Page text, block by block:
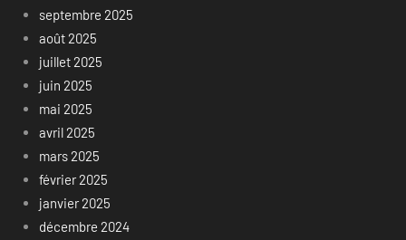
septembre 2025
août 2025
juillet 2025
juin 2025
mai 2025
avril 2025
mars 2025
février 2025
janvier 2025
décembre 2024